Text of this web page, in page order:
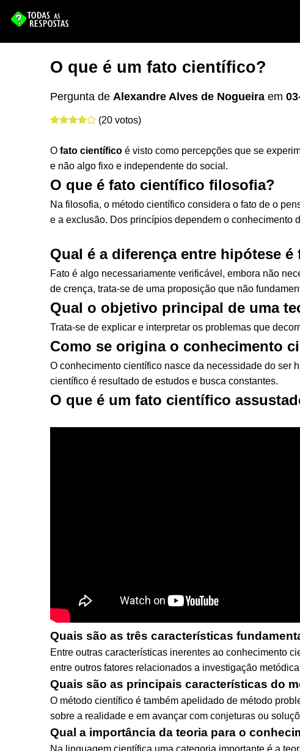
O que é um fato científico?
Pergunta de Alexandre Alves de Nogueira em
(20 votos)
O fato científico é visto como percepções que se
e não algo fixo e independente do social.
O que é fato científico filosofia?
Na filosofia, o método científico considera o fato de o
e a exclusão. Dos princípios dependem o conhecimento
Qual é a diferença entre hipótese
Fato é algo necessariamente verificável, embora não
de crença, trata-se de uma proposição que não
Qual o objetivo principal de uma
Trata-se de explicar e interpretar os problemas que
Como se origina o conhecimento
O conhecimento científico nasce da necessidade do ser
científico é resultado de estudos e busca constantes.
O que é um fato científico
Quais são as três características
Entre outras características inerentes ao conhecimento
entre outros fatores relacionados a investigação
Quais são as principais características do
O método científico é também apelidado de método
sobre a realidade e em avançar com conjeturas ou
Qual a importância da teoria para o
Na linguagem científica uma categoria importante é a